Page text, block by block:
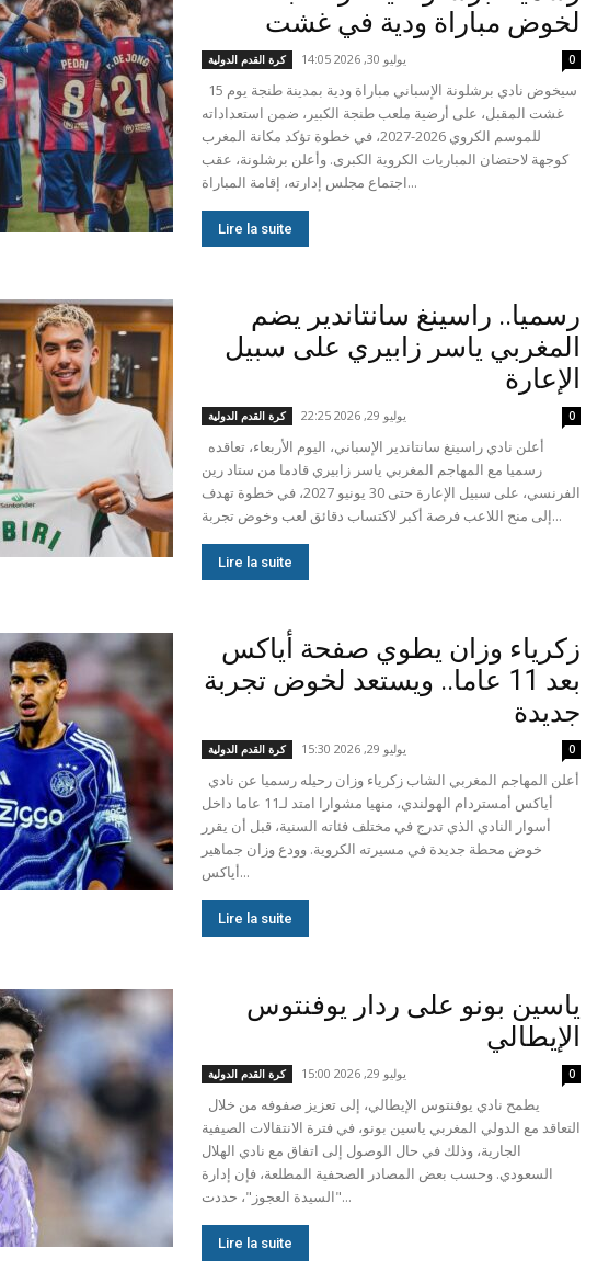
لخوض مباراة ودية في غشت
كرة القدم الدولية يوليو 30, 2026 14:05 0
غشت المقبل، على أرضية ملعب طنجة الكبير، ضمن استعداداته
للموسم الكروي 2026-2027، في خطوة تؤكد مكانة المغرب
كوجهة لاحتضان المباريات الكروية الكبرى. وأعلن برشلونة، عقب
اجتماع مجلس إدارته، إقامة المباراة...
Lire la suite
رسميا.. راسينغ سانتاندير يضم
المغربي ياسر زابيري على سبيل
الإعارة
كرة القدم الدولية يوليو 29, 2026 22:25 0
رسميا مع المهاجم المغربي ياسر زابيري قادما من ستاد رين
الفرنسي، على سبيل الإعارة حتى 30 يونيو 2027، في خطوة تهدف
إلى منح اللاعب فرصة أكبر لاكتساب دقائق لعب وخوض تجربة...
Lire la suite
زكرياء وزان يطوي صفحة أياكس
بعد 11 عاما.. ويستعد لخوض تجربة
جديدة
كرة القدم الدولية يوليو 29, 2026 15:30 0
أياكس أمستردام الهولندي، منهيا مشوارا امتد لـ11 عاما داخل
أسوار النادي الذي تدرج في مختلف فئاته السنية، قبل أن يقرر
خوض محطة جديدة في مسيرته الكروية. وودع وزان جماهير
أياكس...
Lire la suite
ياسين بونو على ردار يوفنتوس
الإيطالي
كرة القدم الدولية يوليو 29, 2026 15:00 0
التعاقد مع الدولي المغربي ياسين بونو، في فترة الانتقالات الصيفية
الجارية، وذلك في حال الوصول إلى اتفاق مع نادي الهلال
السعودي. وحسب بعض المصادر الصحفية المطلعة، فإن إدارة
"السيدة العجوز"، حددت...
Lire la suite